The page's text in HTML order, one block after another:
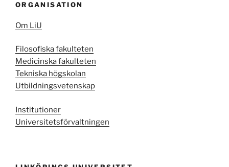
ORGANISATION
Om LiU
Filosofiska fakulteten
Medicinska fakulteten
Tekniska högskolan
Utbildningsvetenskap
Institutioner
Universitetsförvaltningen